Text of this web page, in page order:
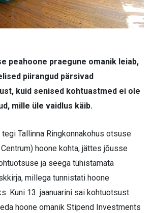
peahoone praegune omanik leiab,
piirangud pärsivad
kuid senised kohtuastmed ei ole
mille üle vaidlus käib.
Tallinna Ringkonnakohus otsuse
Centrum) hoone kohta, jättes jõusse
ja seega tühistamata
millega tunnistati hoone
Kuni 13. jaanuarini sai kohtuotsust
hoone omanik Stipend Investments